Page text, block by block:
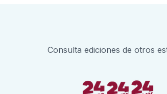
Consulta ediciones de otros